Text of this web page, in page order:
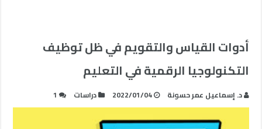
أدوات القياس والتقويم في ظل توظيف
التكنولوجيا الرقمية في التعليم
د. إسماعيل عمر حسونة 2022/01/04 دراسات 1